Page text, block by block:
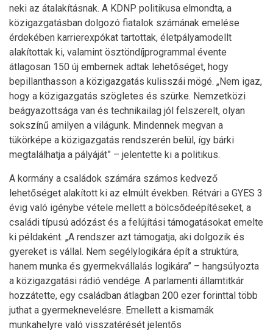
neki az átalakításnak. A KDNP politikusa elmondta, a
közigazgatásban dolgozó fiatalok számának emelése
érdekében karrierexpókat tartottak, életpályamodellt
alakítottak ki, valamint ösztöndíjprogrammal évente
átlagosan 150 új embernek adtak lehetőséget, hogy
bepillanthasson a közigazgatás kulisszái mögé. „Nem igaz,
hogy a közigazgatás szögletes és szürke. Nemzetközi
beágyazottsága van és technikailag jól felszerelt, olyan
sokszínű amilyen a világunk. Mindennek megvan a
tükörképe a közigazgatás rendszerén belül, így bárki
megtalálhatja a pályáját” – jelentette ki a politikus.
A kormány a családok számára számos kedvező
lehetőséget alakított ki az elmúlt években. Rétvári a GYES 3
évig való igénybe vétele mellett a bölcsődeépítéseket, a
családi típusú adózást és a felújítási támogatásokat emelte
ki példaként. „A rendszer azt támogatja, aki dolgozik és
gyereket is vállal. Nem segélylogikára épít a struktúra,
hanem munka és gyermekvállalás logikára” – hangsúlyozta
a közigazgatási rádió vendége. A parlamenti államtitkár
hozzátette, egy családban átlagban 200 ezer forinttal több
juthat a gyermeknevelésre. Emellett a kismamák
munkahelyre való visszatérését jelentős